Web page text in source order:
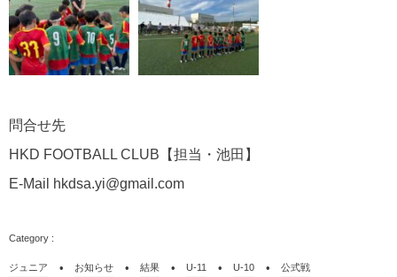
問合せ先
HKD FOOTBALL CLUB【担当・池田】
E-Mail hkdsa.yi@gmail.com
ジュニア お知らせ 結果 U-11 U-10 公式戦